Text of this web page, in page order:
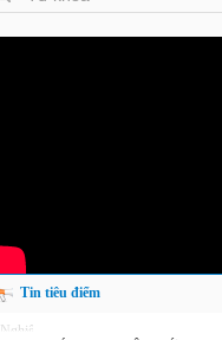
Tin tiêu điểm
Nghiên cứu chế tạo hệ thống xác định